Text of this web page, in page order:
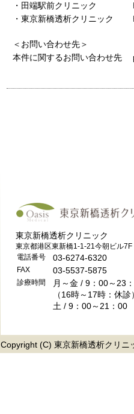
・田端駅前クリニック
・東京新橋透析クリニック
＜お問い合わせ先＞
本件に関するお問い合わせ先
東京新橋透析クリニック
東京都港区東新橋1-1-21今朝ビル7F
電話番号
03-6274-6320
FAX 03-5537-5875
診療時間
月～金 / 9：00～23
（16時～17時：休診）
土 / 9：00～21：00
Copyright (C) 東京新橋透析クリニ